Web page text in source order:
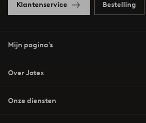
Klantenservice Bestelling
Mijn pagina's
Over Jotex
Onze diensten